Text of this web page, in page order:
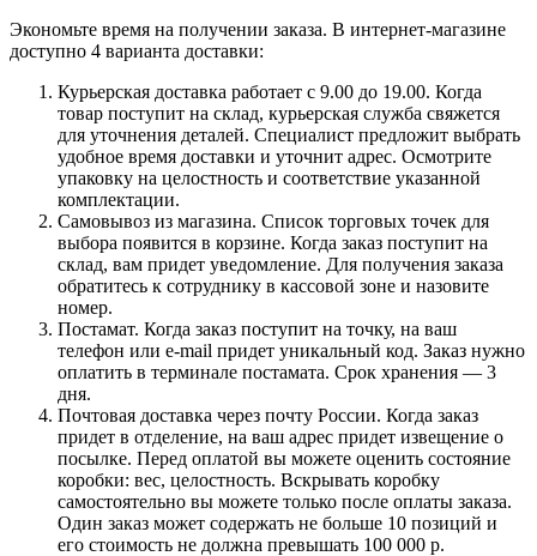
Экономьте время на получении заказа. В интернет-магазине
доступно 4 варианта доставки:
Курьерская доставка работает с 9.00 до 19.00. Когда
товар поступит на склад, курьерская служба свяжется
для уточнения деталей. Специалист предложит выбрать
удобное время доставки и уточнит адрес. Осмотрите
упаковку на целостность и соответствие указанной
комплектации.
Самовывоз из магазина. Список торговых точек для
выбора появится в корзине. Когда заказ поступит на
склад, вам придет уведомление. Для получения заказа
обратитесь к сотруднику в кассовой зоне и назовите
номер.
Постамат. Когда заказ поступит на точку, на ваш
телефон или e-mail придет уникальный код. Заказ нужно
оплатить в терминале постамата. Срок хранения — 3
дня.
Почтовая доставка через почту России. Когда заказ
придет в отделение, на ваш адрес придет извещение о
посылке. Перед оплатой вы можете оценить состояние
коробки: вес, целостность. Вскрывать коробку
самостоятельно вы можете только после оплаты заказа.
Один заказ может содержать не больше 10 позиций и
его стоимость не должна превышать 100 000 р.